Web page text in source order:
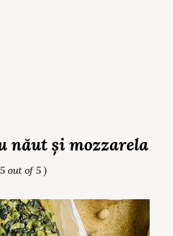
năut și mozzarela
out of 5 )